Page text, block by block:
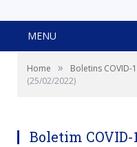
MENU
Home » Boletins COVID-
(25/02/2022)
Boletim COVID-